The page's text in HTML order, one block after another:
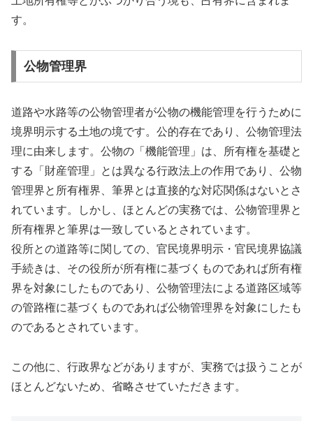
す。
公物管理界
道路や水路等の公物管理者が公物の機能管理を行うために
境界明示する土地の境です。公的存在であり、公物管理法
理に由来します。公物の「機能管理」は、所有権を基礎と
する「財産管理」とは異なる行政法上の作用であり、公物
管理界と所有権界、筆界とは直接的な対応関係はないとさ
れています。しかし、ほとんどの実務では、公物管理界と
所有権界と筆界は一致しているとされています。
役所との道路等に関しての、官民境界明示・官民境界協議
手続きは、その役所が所有権に基づくものであれば所有権
界を対象にしたものであり、公物管理法による道路区域等
の管路権に基づくものであれば公物管理界を対象にしたも
のであるとされています。
この他に、行政界などがありますが、実務では扱うことが
ほとんどないため、省略させていただきます。